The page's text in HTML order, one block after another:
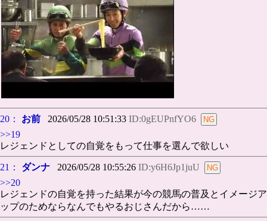
20： お前 2026/05/28 10:51:33 ID:0gEUPnfYO6
>>19
レジェンドとしての自覚をもって仕事を選んで欲しい
21： ダンナ 2026/05/28 10:55:26 ID:y6H6Jp1juU
>>20
レジェンドの自覚を持った結果が今の競馬の普及とイメージア
ップのためならなんでもやるおじさんだから……